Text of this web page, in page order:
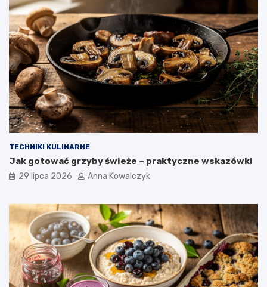
TECHNIKI KULINARNE
Jak gotować grzyby świeże – praktyczne wskazówki
29 lipca 2026 Anna Kowalczyk